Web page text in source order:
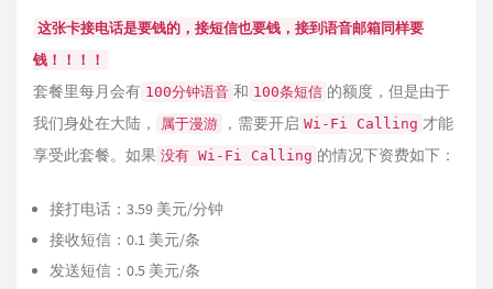
这张卡接电话是要钱的，接短信也要钱，接到语音邮箱同样要
钱！！！！
套餐里每月会有 100分钟语音 和 100条短信 的额度，但是由于
我们身处在大陆，
属于漫游 ，需要开启 Wi-Fi Calling 才能
享受此套餐。如果 没有 Wi-Fi Calling 的情况下资费如下：
接打电话：3.59 美元/分钟
接收短信：0.1 美元/条
发送短信：0.5 美元/条